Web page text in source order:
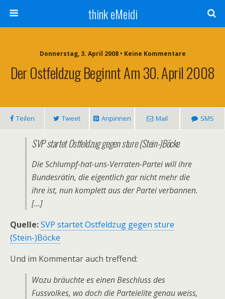
think eMeidi
Donnerstag, 3. April 2008 • Keine Kommentare
Der Ostfeldzug Beginnt Am 30. April 2008
Teilen Tweet Anpinnen Mail SMS
SVP startet Ostfeldzug gegen sture (Stein-)Böcke
Die Schlumpf-hat-uns-Verraten-Partei will ihre
Bundesrätin, die eigentlich gar nicht mehr die
ihre ist, nun komplett aus der Partei verbannen.
[…]
Quelle:SVP startet Ostfeldzug gegen sture
(Stein-)Böcke
Und im Kommentar auch treffend:
Wozu bräuchte es einen Beschluss des
Fussvolkes, wo doch die Parteielite genau weiss,